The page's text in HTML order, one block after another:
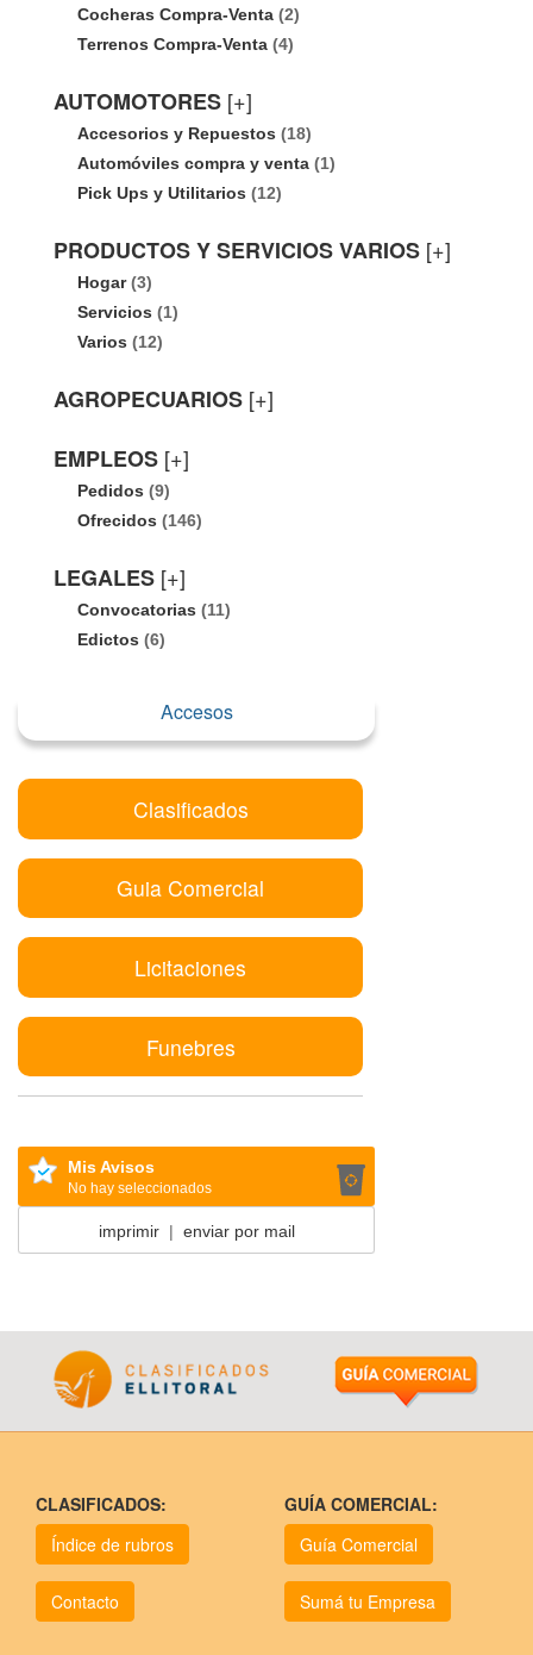
Cocheras Compra-Venta (2)
Terrenos Compra-Venta (4)
AUTOMOTORES [+]
Accesorios y Repuestos (18)
Automóviles compra y venta (1)
Pick Ups y Utilitarios (12)
PRODUCTOS Y SERVICIOS VARIOS [+]
Hogar(3)
Servicios (1)
Varios (12)
AGROPECUARIOS [+]
EMPLEOS [+]
Pedidos (9)
Ofrecidos (146)
LEGALES [+]
Convocatorias (11)
Edictos (6)
Accesos
Clasificados
Guia Comercial
Licitaciones
Funebres
Mis Avisos
No hay seleccionados
imprimir| enviar por mail
CLASIFICADOS:
Índice de rubros
Contacto
GUÍA COMERCIAL:
Guía Comercial
Sumá tu Empresa